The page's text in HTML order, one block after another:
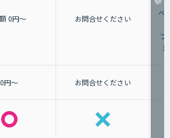
0円～ お問合せください
ベ
プ
0円～ お問合せください